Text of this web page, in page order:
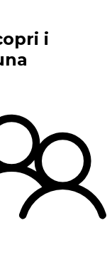
i